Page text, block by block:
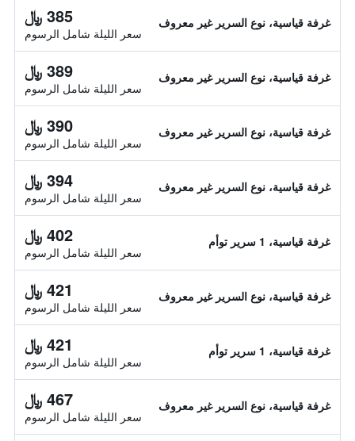
غرفة قياسية، نوع السرير غير معروف 385 ﷼
سعر الليلة شامل الرسوم
غرفة قياسية، نوع السرير غير معروف 389 ﷼
سعر الليلة شامل الرسوم
غرفة قياسية، نوع السرير غير معروف 390 ﷼
سعر الليلة شامل الرسوم
غرفة قياسية، نوع السرير غير معروف 394 ﷼
سعر الليلة شامل الرسوم
غرفة قياسية، 1 سرير توأم 402 ﷼
سعر الليلة شامل الرسوم
غرفة قياسية، نوع السرير غير معروف 421 ﷼
سعر الليلة شامل الرسوم
غرفة قياسية، 1 سرير توأم 421 ﷼
سعر الليلة شامل الرسوم
غرفة قياسية، نوع السرير غير معروف 467 ﷼
سعر الليلة شامل الرسوم